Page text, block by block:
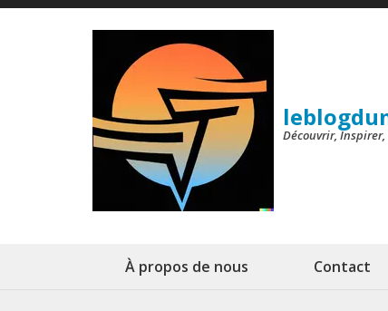
Aller
Découvrir, Inspirer,
À propos de nous Contact